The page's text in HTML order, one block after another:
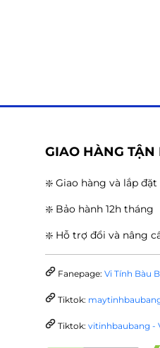
GIAO HÀNG TẬN
❇️ Giao hàng và lắp
❇️ Bảo hành 12h tháng
❇️ Hỗ trợ đổi và nâng
Fanepage: Vi Tính Bàu
Tiktok:
Tiktok: vitinhbaubang -